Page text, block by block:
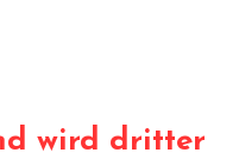
wird dritter